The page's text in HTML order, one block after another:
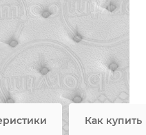
26.0%VIS
Как купить